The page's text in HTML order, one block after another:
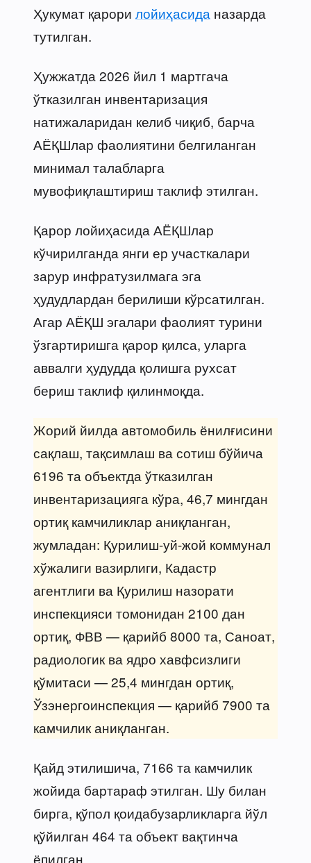
Ҳукумат қарори лойиҳасида назарда
тутилган.
Ҳужжатда 2026 йил 1 мартгача
ўтказилган инвентаризация
натижаларидан келиб чиқиб, барча
АЁҚШлар фаолиятини белгиланган
минимал талабларга
мувофиқлаштириш таклиф этилган.
Қарор лойиҳасида АЁҚШлар
кўчирилганда янги ер участкалари
зарур инфратузилмага эга
ҳудудлардан берилиши кўрсатилган.
Агар АЁҚШ эгалари фаолият турини
ўзгартиришга қарор қилса, уларга
аввалги ҳудудда қолишга рухсат
бериш таклиф қилинмоқда.
Жорий йилда автомобиль ёнилғисини
сақлаш, тақсимлаш ва сотиш бўйича
6196 та объектда ўтказилган
инвентаризацияга кўра, 46,7 мингдан
ортиқ камчиликлар аниқланган,
жумладан: Қурилиш-уй-жой коммунал
хўжалиги вазирлиги, Кадастр
агентлиги ва Қурилиш назорати
инспекцияси томонидан 2100 дан
ортиқ, ФВВ — қарийб 8000 та, Саноат,
радиологик ва ядро хавфсизлиги
қўмитаси — 25,4 мингдан ортиқ,
Ўзэнергоинспекция — қарийб 7900 та
камчилик аниқланган.
Қайд этилишича, 7166 та камчилик
жойида бартараф этилган. Шу билан
бирга, қўпол қоидабузарликларга йўл
қўйилган 464 та объект вақтинча
ёпилган.